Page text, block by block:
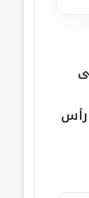
على
رأس